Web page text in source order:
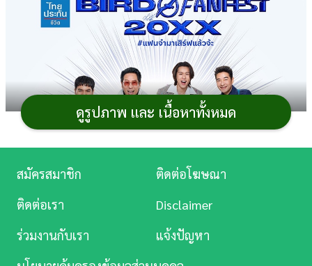
ดูรูปภาพ และ เนื้อหาทั้งหมด
การ
บันเทิง
ดู
Music
สมัครสมาชิก
ติดต่อโฆษณา
ติดต่อเรา
Disclaimer
ร่วมงานกับเรา
แจ้งปัญหา